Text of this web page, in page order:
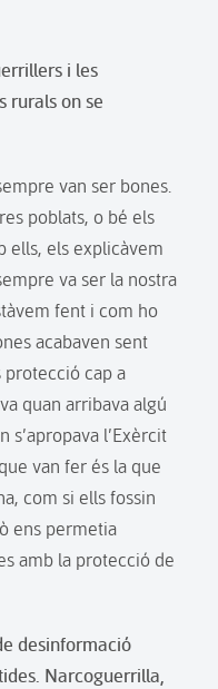
i les
rurals on se
van ser bones.
poblats, o bé els
ells, els explicàvem
va ser la nostra
fent i com ho
acabaven sent
cap a
quan arribava algú
s’apropava l’Exèrcit
van fer és la que
com si ells fossin
ens permetia
amb la protecció de
desinformació
Narcoguerrilla,